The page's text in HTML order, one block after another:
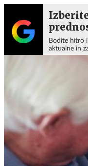
Bodite hitro
aktualne in